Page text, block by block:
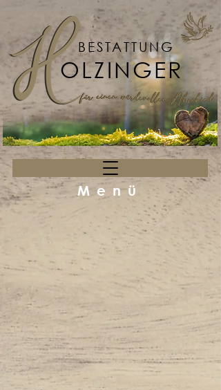
Menü
BESTATTUNG
OLZINGER